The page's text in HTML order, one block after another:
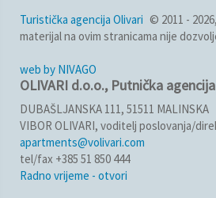
Turistička agencija Olivari © 2011 - 2026,
materijal na ovim stranicama nije
web by NIVAGO
OLIVARI d.o.o., Putnička agencija
DUBAŠLJANSKA 111, 51511 MALINSKA
VIBOR OLIVARI, voditelj poslovanja/
apartments@volivari.com
tel/fax +385 51 850 444
Radno vrijeme - otvori